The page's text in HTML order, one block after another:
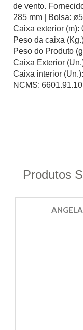
de vento.
285 mm | Bolsa:
Caixa exterior (m):
Peso da caixa
Peso do Produto
Caixa Exterior
Caixa interior
NCMS: 6601.91.10
Produtos